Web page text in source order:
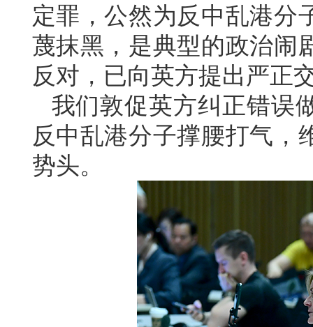
定罪，公然为反中乱港分
蔑抹黑，是典型的政治闹
反对，已向英方提出严正
我们敦促英方纠正错误
反中乱港分子撑腰打气，
势头。